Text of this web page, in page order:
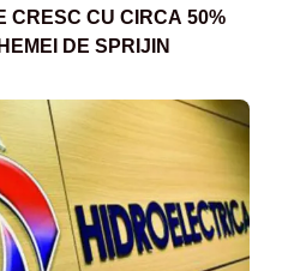
CRESC CU CIRCA 50%
DE SPRIJIN